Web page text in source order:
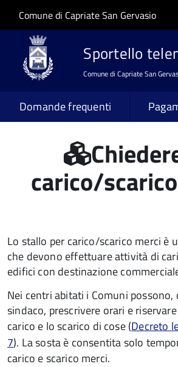
Salta al contenuto principale
Skip to site navigation
Comune di Capriate San Gervasio
Sportello
Comune di Capriate San
Domande frequenti
carico/
Lo stallo per carico/scarico merci è
che devono effettuare attività di
edifici con destinazione
Nei centri abitati i Comuni
sindaco, prescrivere orari e
carico e lo scarico di cose (Decreto
7). La sosta è consentita solo
carico e scarico merci.